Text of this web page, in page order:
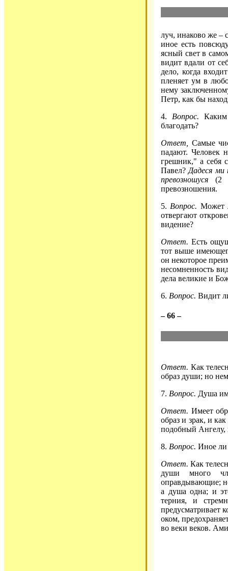
луч, инаково же –
иное есть
ясный свет в
видит вдали от
дело, когда
пленяет ум в
нему
Петр, как бы
4. Вопрос. Каким
благодать?
Ответ,
Самые
падают. Человек
грешник," а себя
Павел? Дадеся ми
превозношуся (2
превозношения.
5. Вопрос. Может
отвергают
видение?
Ответ. Есть
тот выше
он некоторое
несомненность
дела великие и
6. Вопрос. Видит
– 66 –
Ответ. Как
образ души; но
7. Вопрос. Душа
Ответ. Имеет
образ и зрак, и
подобный Ангелу,
8. Вопрос. Иное ли
Ответ. Как
души много
оправдывающие;
а душа одна; и
терния, и
предусматривает
оком,
во веки веков.